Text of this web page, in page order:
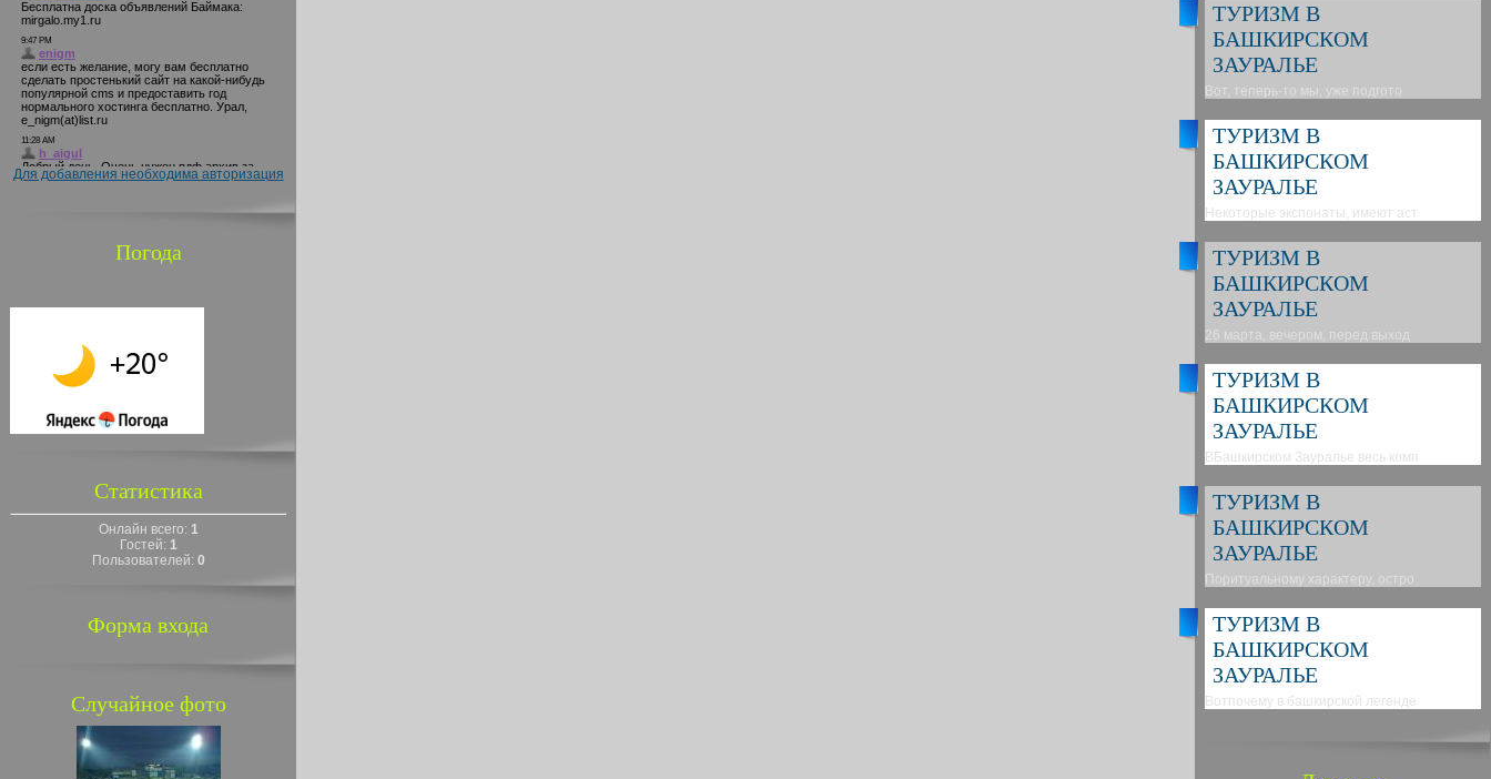
Для добавления необходима авторизация
Погода
Статистика
Онлайн всего: 1
Гостей: 1
Пользователей: 0
Форма входа
Случайное фото
ТУРИЗМ В
БАШКИРСКОМ
ЗАУРАЛЬЕ
Вот, теперь-то мы, уже подгото
ТУРИЗМ В
БАШКИРСКОМ
ЗАУРАЛЬЕ
Некоторые экспонаты, имеют аст
ТУРИЗМ В
БАШКИРСКОМ
ЗАУРАЛЬЕ
26 марта, вечером, перед выход
ТУРИЗМ В
БАШКИРСКОМ
ЗАУРАЛЬЕ
ВБашкирском Зауралье весь комп
ТУРИЗМ В
БАШКИРСКОМ
ЗАУРАЛЬЕ
Поритуальному характеру, остро
ТУРИЗМ В
БАШКИРСКОМ
ЗАУРАЛЬЕ
Вотпочему в башкирской легенде